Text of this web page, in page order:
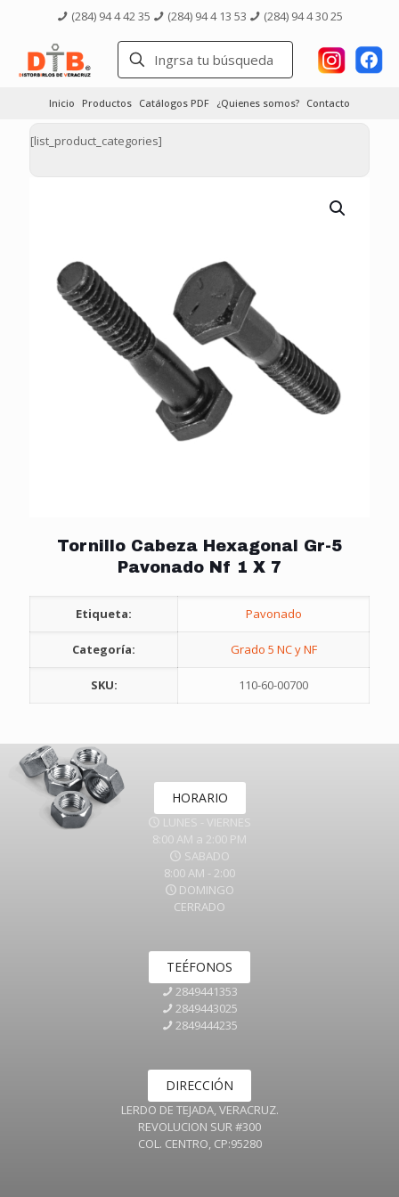
(284) 94 4 42 35 (284) 94 4 13 53 (284) 94 4 30 25
Inicio Productos Catálogos PDF ¿Quienes somos? Contacto
[list_product_categories]
Tornillo Cabeza Hexagonal Gr-5
Pavonado Nf 1 X 7
Etiqueta: Pavonado
Categoría: Grado 5 NC y NF
SKU: 110-60-00700
HORARIO
LUNES - VIERNES
8:00 AM a 2:00 PM
SABADO
8:00 AM - 2:00
DOMINGO
CERRADO
TEÉFONOS
2849441353
2849443025
2849444235
DIRECCIÓN
LERDO DE TEJADA, VERACRUZ.
REVOLUCION SUR #300
COL. CENTRO, CP:95280